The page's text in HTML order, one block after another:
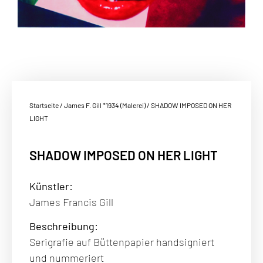
Startseite/ James F. Gill *1934 (Malerei)/ SHADOW IMPOSED ON HER
LIGHT
SHADOW IMPOSED ON HER LIGHT
Künstler:
James Francis Gill
Beschreibung:
Serigrafie auf Büttenpapier handsigniert
und nummeriert